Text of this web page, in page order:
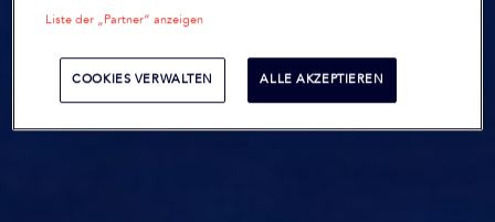
Liste der „Partner“ anzeigen
COOKIES VERWALTEN ALLE AKZEPTIEREN